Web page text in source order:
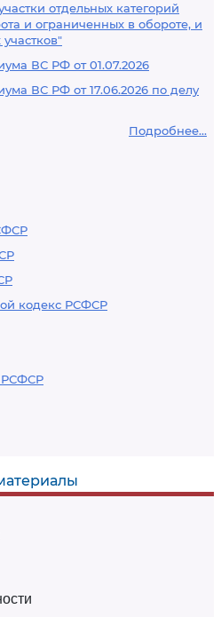
отдельных категорий
и ограниченных в обороте, и
ВС РФ от 01.07.2026
ВС РФ от 17.06.2026 по делу
Подробнее...
кодекс РСФСР
РСФСР